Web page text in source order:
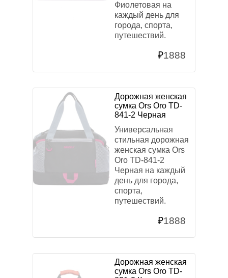
Фиолетовая на
каждый день для
города, спорта,
путешествий.
₽1888
Дорожная женская
сумка Ors Oro TD-
841-2 Черная
Универсальная
стильная дорожная
женская сумка Ors
Oro TD-841-2
Черная на каждый
день для города,
спорта,
путешествий.
₽1888
Дорожная женская
сумка Ors Oro TD-